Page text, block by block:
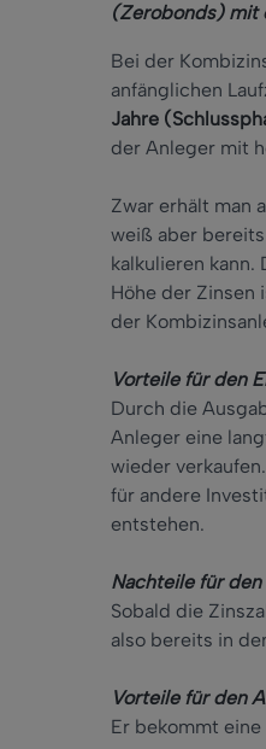
(Zerobonds) mit
Bei der
anfänglichen
Jahre
der Anleger mit
Zwar erhält man
weiß aber
kalkulieren
Höhe der Zinsen
der
Vorteile für den
Durch die
Anleger eine
wieder
für andere
entstehen.
Nachteile für
Sobald die
also bereits in
Vorteile für den
Er bekommt